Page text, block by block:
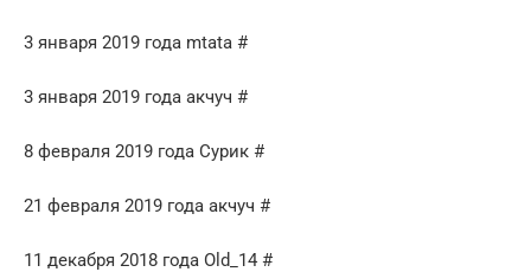
3 января 2019 года mtata #
3 января 2019 года акчуч #
8 февраля 2019 года Сурик #
21 февраля 2019 года акчуч #
11 декабря 2018 года Old_14 #